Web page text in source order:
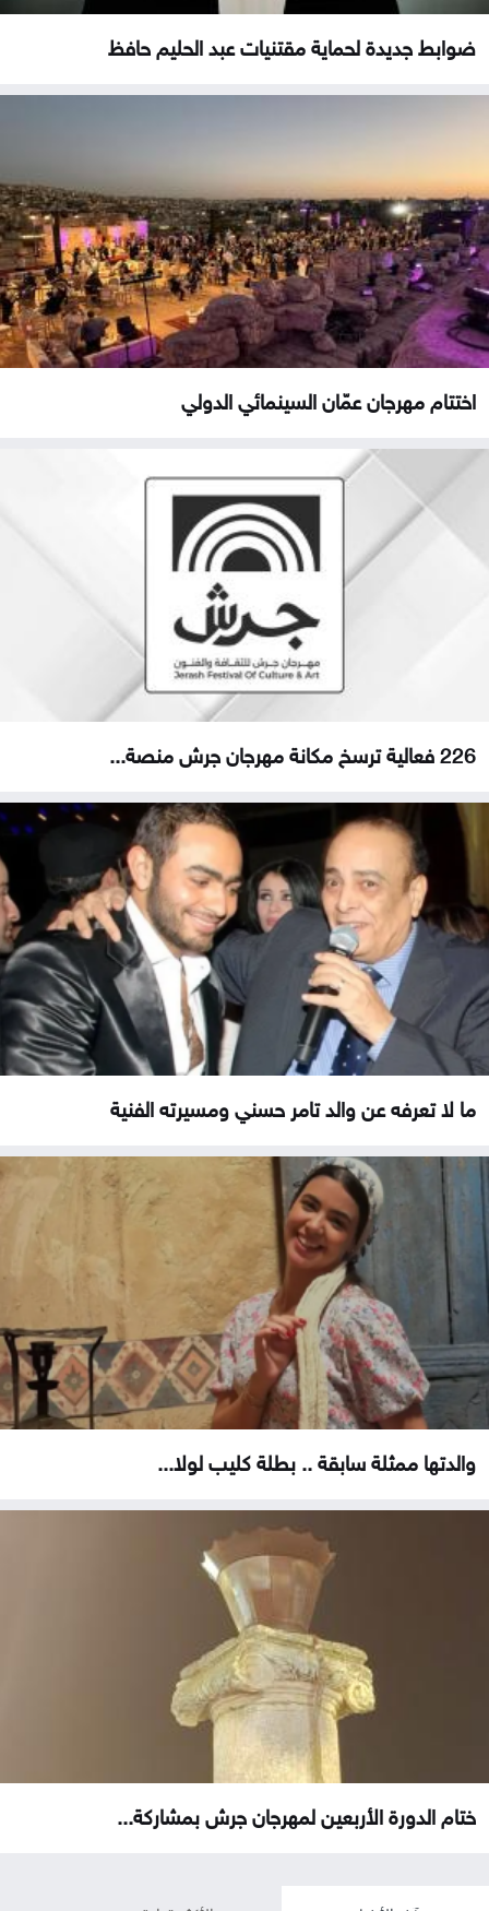
ضوابط جديدة لحماية مقتنيات عبد الحليم حافظ
اختتام مهرجان عمّان السينمائي الدولي
226 فعالية ترسخ مكانة مهرجان جرش منصة...
ما لا تعرفه عن والد تامر حسني ومسيرته الفنية
والدتها ممثلة سابقة .. بطلة كليب لولا...
ختام الدورة الأربعين لمهرجان جرش بمشاركة...